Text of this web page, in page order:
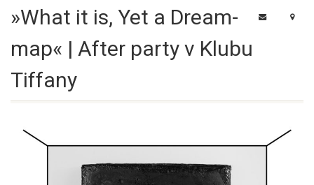
»What it is, Yet a Dream-
map« | After party v Klubu
Tiffany